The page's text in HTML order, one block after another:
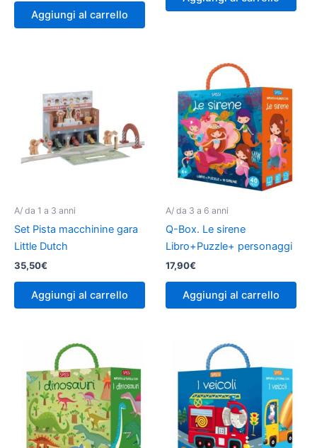
Aggiungi al carrello
A/ da 1 a 3 anni
Set Pista macchinine gara
Little Dutch
35,50€
Aggiungi al carrello
A/ da 3 a 6 anni
Q-Box. Le sirene
Libro+Puzzle+ personaggi
17,90€
Aggiungi al carrello